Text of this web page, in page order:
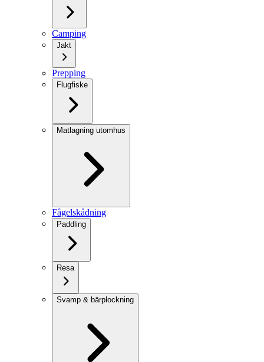
Camping
Jakt
Prepping
Flugfiske
Matlagning utomhus
Fågelskådning
Paddling
Resa
Svamp & bärplockning